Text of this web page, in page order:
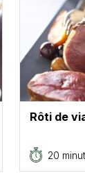
Rôti de
20